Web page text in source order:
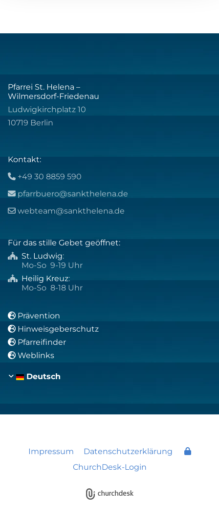
Pfarrei St. Helena –
Wilmersdorf-Friedenau
Ludwigkirchplatz 10
10719 Berlin
Kontakt:
 +49 30 8859 590
 pfarrbuero@sankthelena.de
 webteam@sankthelena.de
Für das stille Gebet geöffnet:
 St. Ludwig:
Mo-So 9-19 Uhr
 Heilig Kreuz:
Mo-So 8-18 Uhr
 Prävention
 Hinweisgeberschutz
 Pfarreifinder
 Weblinks
Deutsch
Impressum
Datenschutzerklärung
ChurchDesk-Login